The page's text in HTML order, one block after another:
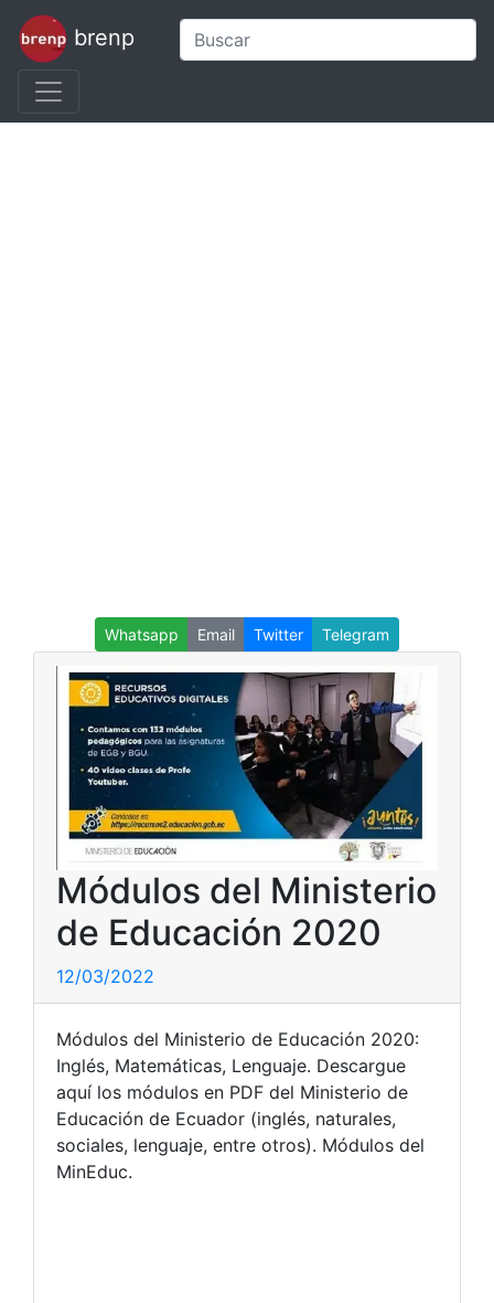
brenp
Whatsapp Email Twitter Telegram
Módulos del Ministerio
de Educación 2020
12/03/2022
Módulos del Ministerio de Educación 2020:
Inglés, Matemáticas, Lenguaje. Descargue
aquí los módulos en PDF del Ministerio de
Educación de Ecuador (inglés, naturales,
sociales, lenguaje, entre otros). Módulos del
MinEduc.